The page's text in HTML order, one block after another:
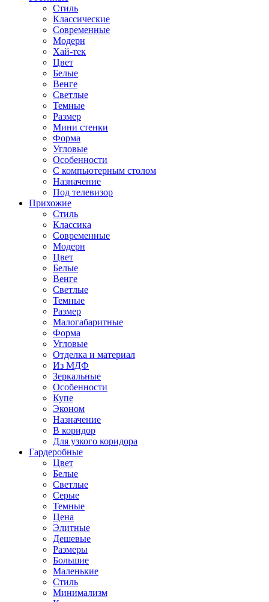
Стиль
Классические
Современные
Модерн
Хай-тек
Цвет
Белые
Венге
Светлые
Темные
Размер
Мини стенки
Форма
Угловые
Особенности
С компьютерным столом
Назначение
Под телевизор
Прихожие
Стиль
Классика
Современные
Модерн
Цвет
Белые
Венге
Светлые
Темные
Размер
Малогабаритные
Форма
Угловые
Отделка и материал
Из МДФ
Зеркальные
Особенности
Купе
Эконом
Назначение
В коридор
Для узкого коридора
Гардеробные
Цвет
Белые
Светлые
Серые
Темные
Цена
Элитные
Дешевые
Размеры
Большие
Маленькие
Стиль
Минимализм